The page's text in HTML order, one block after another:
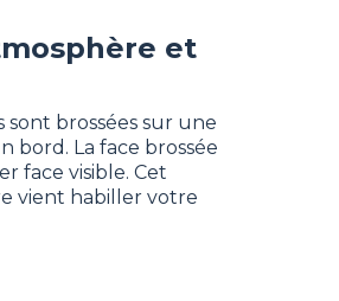
et
sont brossées sur une
bord. La face brossée
face visible. Cet
vient habiller votre